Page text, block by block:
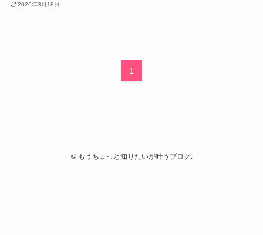
2026年3月18日
1
©もうちょっと知りたいが叶うブログ.